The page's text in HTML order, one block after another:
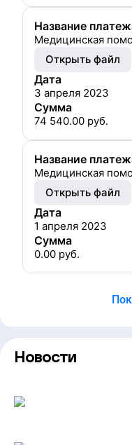
Название
Медицинская
Открыть файл
Дата
3 апреля 2023
Сумма
74 540.00 руб.
Название
Медицинская
Открыть файл
Дата
1 апреля 2023
Сумма
0.00 руб.
Новости